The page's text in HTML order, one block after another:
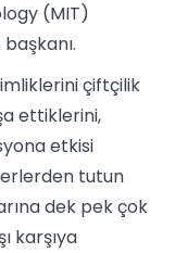
(MIT)
çiftçilik
ettiklerini,
etkisi
tutun
dek pek çok
karşıya